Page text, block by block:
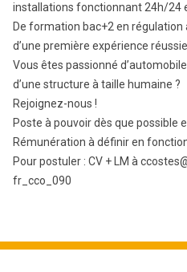
installations fonctionnant 24h/24
De formation bac+2 en
d’une première expérience
Vous êtes passionné
d’une structure à taille humaine ?
Rejoignez-nous !
Poste à pouvoir dès que possible
Rémunération à définir en fonction
Pour postuler : CV + LM à
fr_cco_090